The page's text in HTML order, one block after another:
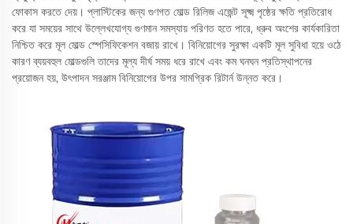
ফোকাস করতে দেয়। প্লাস্টিকের জন্য গুণগত মোল্ড রিলিজ এজেন্ট সূক্ষ্ম পৃষ্ঠের ক্ষতি প্রতিরোধ
করে যা সময়ের সাথে উল্লেখযোগ্য গুণমান সমস্যায় পরিণত হতে পারে, ধ্রুব অংশের কার্যকারিতা
নিশ্চিত করে মূল মোল্ড স্পেসিফিকেশন বজায় রাখে। বিনিয়োগের সুরক্ষা একটি মূল সুবিধা হয়ে ওঠে
কারণ ব্যয়বহুল মোল্ডগুলি তাদের মূল্য দীর্ঘ সময় ধরে রাখে এবং কম ঘনঘন প্রতিস্থাপনের
প্রয়োজন হয়, উৎপাদন সরঞ্জাম বিনিয়োগের উপর সামগ্রিক রিটার্ন উন্নত করে।